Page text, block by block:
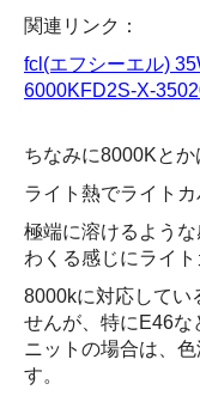
関連リンク：
fcl(エフシーエル)
6000KFD2S-X-
ちなみに8000Kとか
ライト熱でライトカ
極端に溶けるよう
わくる感じにライト
8000kに対応してい
せんが、特にE46な
ニットの場合は、
す。